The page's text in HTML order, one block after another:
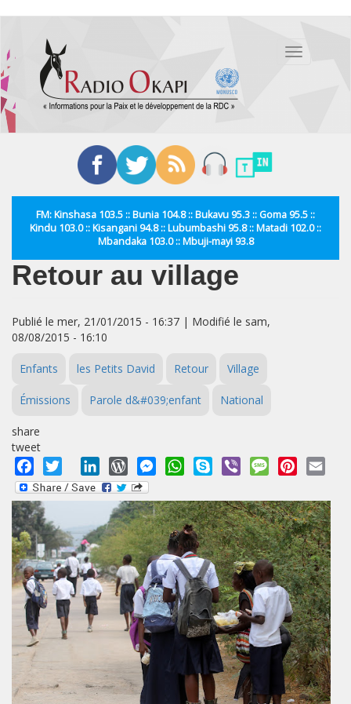
contenu
principal
Toggle
FM: Kinshasa 103.5 :: Bunia 104.8 :: Bukavu 95.3 :: Goma 95.5 ::
Kindu 103.0 :: Kisangani 94.8 :: Lubumbashi 95.8 :: Matadi 102.0 ::
Mbandaka 103.0 :: Mbuji-mayi 93.8
Retour au village
Publié le mer, 21/01/2015 - 16:37 | Modifié le sam,
08/08/2015 - 16:10
Enfants les Petits David Retour Village
Émissions Parole d&#039;enfant National
share
tweet
Facebook
Twitter LinkedInWordPressMessengerWhatsApp
Skype Viber MessagePinterest